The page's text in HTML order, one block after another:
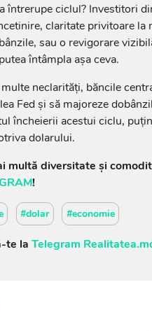
întrerupe ciclul? Investitori
claritate privitoare la
sau o revigorare
întâmpla aşa ceva.
neclarităţi, băncile
Fed şi să majoreze
încheierii acestui ciclu,
dolarului.
multă diversitate și
!
#dolar #economie
te la Telegram